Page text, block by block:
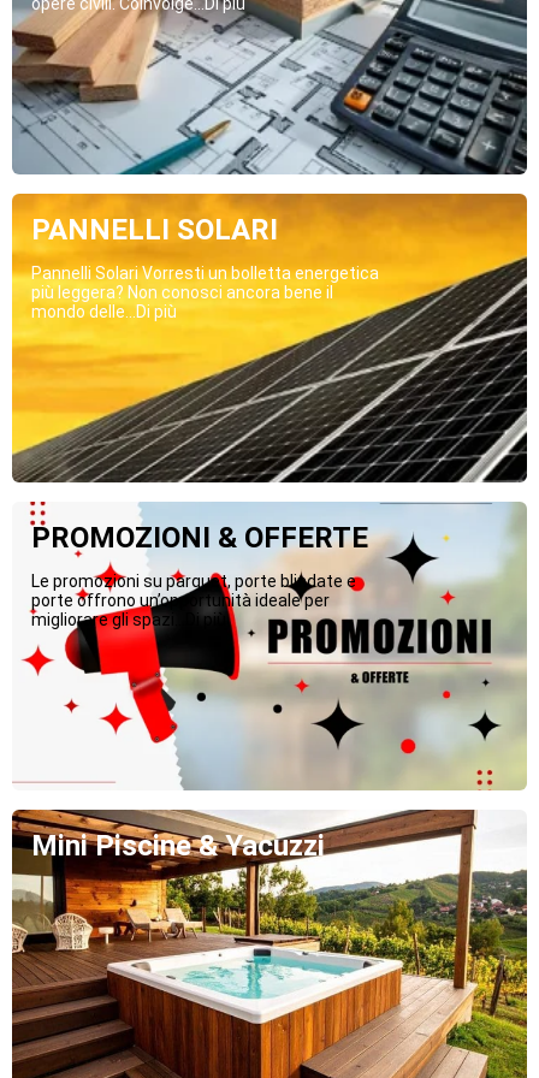
opere civili. Coinvolge...Di più
PANNELLI SOLARI
Pannelli Solari Vorresti un bolletta energetica
più leggera? Non conosci ancora bene il
mondo delle...Di più
PROMOZIONI & OFFERTE
Le promozioni su parquet, porte blindate e
porte offrono un’opportunità ideale per
migliorare gli spazi...Di più
Mini Piscine & Yacuzzi